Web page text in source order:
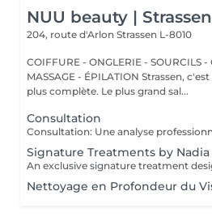
NUU beauty | Strassen
204, route d'Arlon Strassen L-8010
COIFFURE - ONGLERIE - SOURCILS -
MASSAGE - ÉPILATION Strassen, c'est NUU dans sa version la
plus complète. Le plus grand sal...
Consultation
Signature Treatments by Nadia
Nettoyage en Profondeur du